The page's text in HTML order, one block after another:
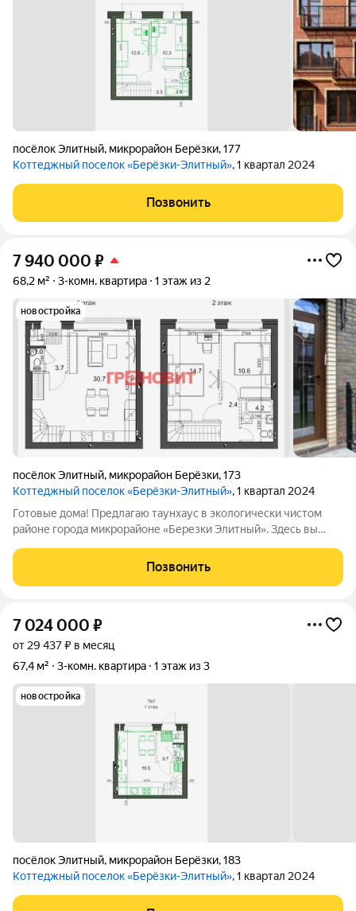
посёлок Элитный, микрорайон Берёзки,177
Коттеджный поселок «Берёзки-Элитный», 1 квартал 2024
Позвонить
7 940 000 ₽
68,2 м² 3-комн. квартира 1 этаж из 2
новостройка
посёлок Элитный, микрорайон Берёзки,173
Коттеджный поселок «Берёзки-Элитный», 1 квартал 2024
Готовые дома! Предлагаю таунхаус в экологически чистом
районе города микрорайоне «Березки Элитный». Здесь вы
отдельная гардеробная, кухня- гостиная. Высота потолков 2,9
метра отдельная система
Позвонить
7 024 000 ₽
от 29 437 ₽ в месяц
67,4 м²
3-комн. квартира 1 этаж из 3
новостройка
посёлок Элитный, микрорайон Берёзки,183
Коттеджный поселок «Берёзки-Элитный», 1 квартал 2024